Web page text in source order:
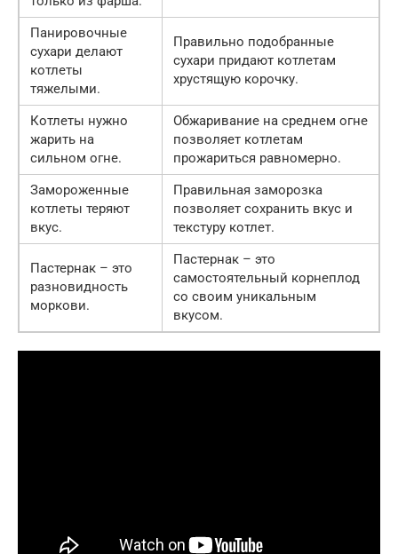
Панировочные
сухари делают
котлеты
тяжелыми.
Правильно подобранные
сухари придают котлетам
хрустящую корочку.
Котлеты нужно
жарить на
сильном огне.
Обжаривание на среднем огне
позволяет котлетам
прожариться равномерно.
Замороженные
котлеты теряют
вкус.
Правильная заморозка
позволяет сохранить вкус и
текстуру котлет.
Пастернак – это
разновидность
моркови.
Пастернак – это
самостоятельный корнеплод
со своим уникальным
вкусом.